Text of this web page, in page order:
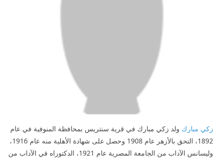
زكي مبارك ولد زكي مبارك في قرية سنتريس بمحافظة المنوفية في عام
1892، التحق بالأزهر عام 1908 وحصل على شهادة الأهلية منه عام 1916،
وليسانس الآداب من الجامعة المصرية عام 1921، الدكتوراه في الآداب من